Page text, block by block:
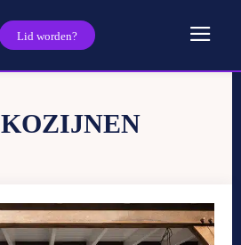
Lid worden?
KOZIJNEN